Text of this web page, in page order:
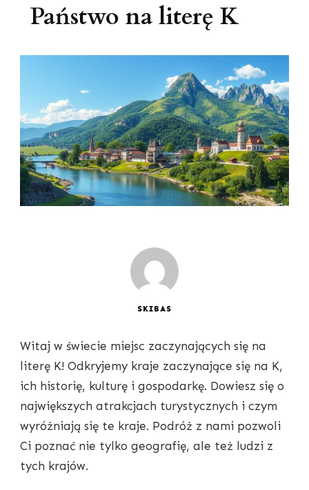
Państwo na literę K
SKIBAS
Witaj w świecie miejsc zaczynających się na
literę K! Odkryjemy kraje zaczynające się na K,
ich historię, kulturę i gospodarkę. Dowiesz się o
największych atrakcjach turystycznych i czym
wyróżniają się te kraje. Podróż z nami pozwoli
Ci poznać nie tylko geografię, ale też ludzi z
tych krajów.